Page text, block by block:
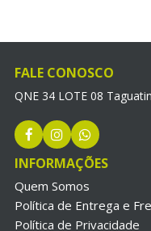
FALE CONOSCO
QNE 34 LOTE 08
INFORMAÇÕES
Quem Somos
Política de Entrega e
Política de Privacidade